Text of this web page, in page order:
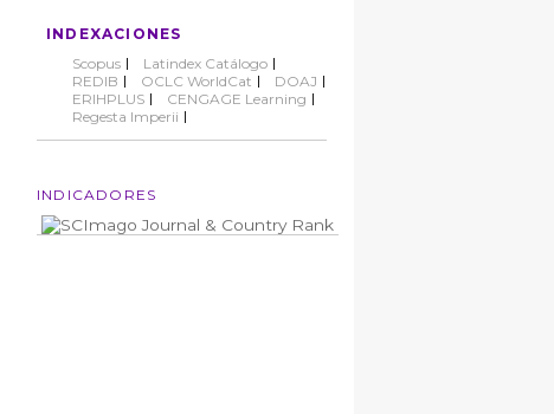
INDEXACIONES
Scopus
Latindex Catálogo
REDIB
OCLC WorldCat
DOAJ
ERIHPLUS
CENGAGE Learning
Regesta Imperii
INDICADORES